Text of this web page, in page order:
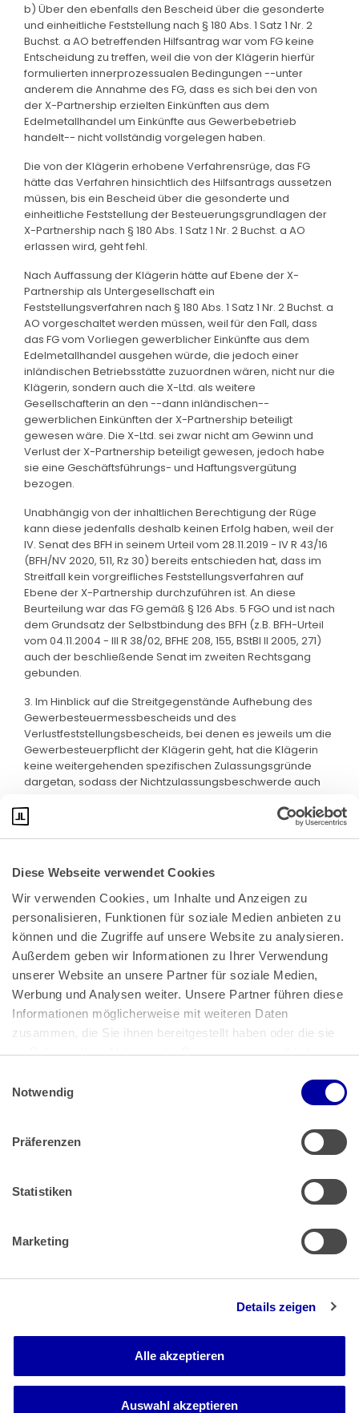
Diese Webseite verwendet Cookies
Wir verwenden Cookies, um Inhalte und Anzeigen zu
personalisieren, Funktionen für soziale Medien anbieten zu
können und die Zugriffe auf unsere Website zu analysieren.
Außerdem geben wir Informationen zu Ihrer Verwendung
unserer Website an unsere Partner für soziale Medien,
Werbung und Analysen weiter. Unsere Partner führen diese
Informationen möglicherweise mit weiteren Daten
zusammen, die Sie ihnen bereitgestellt haben oder die sie
im Rahmen Ihrer Nutzung der Dienste gesammelt haben.
Impressum
Notwendig
Präferenzen
Statistiken
Marketing
Details zeigen
Alle akzeptieren
Auswahl akzeptieren
b) Über den ebenfalls den Bescheid über die gesonderte
und einheitliche Feststellung nach § 180 Abs. 1 Satz 1 Nr. 2
Buchst. a AO betreffenden Hilfsantrag war vom FG keine
Entscheidung zu treffen, weil die von der Klägerin hierfür
formulierten innerprozessualen Bedingungen --unter
anderem die Annahme des FG, dass es sich bei den von
der X-Partnership erzielten Einkünften aus dem
Edelmetallhandel um Einkünfte aus Gewerbebetrieb
handelt-- nicht vollständig vorgelegen haben.
Die von der Klägerin erhobene Verfahrensrüge, das FG
hätte das Verfahren hinsichtlich des Hilfsantrags aussetzen
müssen, bis ein Bescheid über die gesonderte und
einheitliche Feststellung der Besteuerungsgrundlagen der
X-Partnership nach § 180 Abs. 1 Satz 1 Nr. 2 Buchst. a AO
erlassen wird, geht fehl.
Nach Auffassung der Klägerin hätte auf Ebene der X-
Partnership als Untergesellschaft ein
Feststellungsverfahren nach § 180 Abs. 1 Satz 1 Nr. 2 Buchst. a
AO vorgeschaltet werden müssen, weil für den Fall, dass
das FG vom Vorliegen gewerblicher Einkünfte aus dem
Edelmetallhandel ausgehen würde, die jedoch einer
inländischen Betriebsstätte zuzuordnen wären, nicht nur die
Klägerin, sondern auch die X-Ltd. als weitere
Gesellschafterin an den --dann inländischen--
gewerblichen Einkünften der X-Partnership beteiligt
gewesen wäre. Die X-Ltd. sei zwar nicht am Gewinn und
Verlust der X-Partnership beteiligt gewesen, jedoch habe
sie eine Geschäftsführungs- und Haftungsvergütung
bezogen.
Unabhängig von der inhaltlichen Berechtigung der Rüge
kann diese jedenfalls deshalb keinen Erfolg haben, weil der
IV. Senat des BFH in seinem Urteil vom 28.11.2019 - IV R 43/16
(BFH/NV 2020, 511, Rz 30) bereits entschieden hat, dass im
Streitfall kein vorgreifliches Feststellungsverfahren auf
Ebene der X-Partnership durchzuführen ist. An diese
Beurteilung war das FG gemäß § 126 Abs. 5 FGO und ist nach
dem Grundsatz der Selbstbindung des BFH (z.B. BFH-Urteil
vom 04.11.2004 - III R 38/02, BFHE 208, 155, BStBl II 2005, 271)
auch der beschließende Senat im zweiten Rechtsgang
gebunden.
3. Im Hinblick auf die Streitgegenstände Aufhebung des
Gewerbesteuermessbescheids und des
Verlustfeststellungsbescheids, bei denen es jeweils um die
Gewerbesteuerpflicht der Klägerin geht, hat die Klägerin
keine weitergehenden spezifischen Zulassungsgründe
dargetan, sodass der Nichtzulassungsbeschwerde auch
Bundeskanzlerplatz 2
53113 Bonn
Pressemitteilungen|AGB
Impressum|Datenschutz
Muster Widerrufsformular (PDF)
Barrierefreiheit